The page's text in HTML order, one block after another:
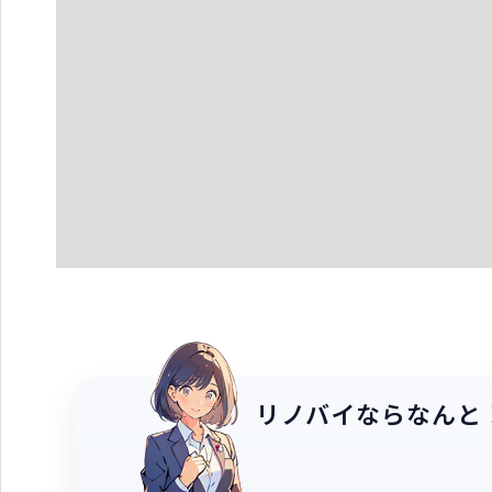
リノバイならなんと